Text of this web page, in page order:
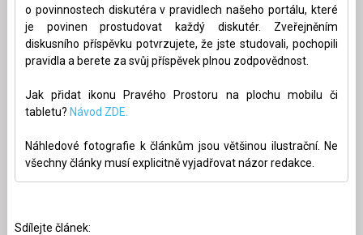
o povinnostech diskutéra v pravidlech našeho portálu, které
je povinen prostudovat každý diskutér. Zveřejněním
diskusního příspěvku potvrzujete, že jste studovali, pochopili
pravidla a berete za svůj příspěvek plnou zodpovědnost.
Jak přidat ikonu Pravého Prostoru na plochu mobilu či
tabletu? Návod ZDE.
Náhledové fotografie k článkům jsou většinou ilustrační. Ne
všechny články musí explicitně vyjadřovat názor redakce.
Sdílejte článek: